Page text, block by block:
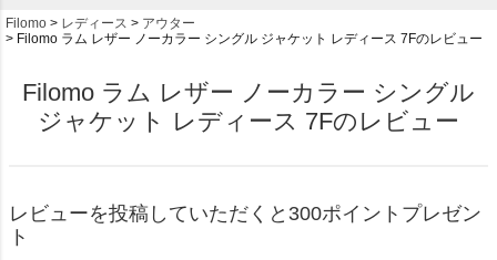
Filomo レディース
アウター
Filomo ラム レザー ノーカラー シングル ジャケット レディース 7Fのレビュー
Filomo ラム レザー ノーカラー シングル
ジャケット レディース 7Fのレビュー
レビューを投稿していただくと300ポイントプレゼン
ト